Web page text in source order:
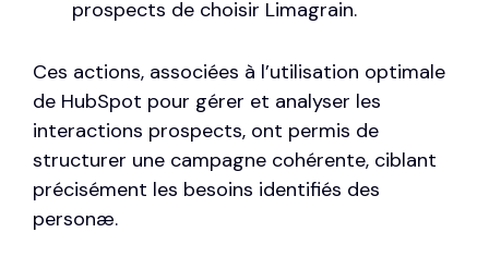
prospects de choisir Limagrain.
Ces actions, associées à l’utilisation optimale
de HubSpot pour gérer et analyser les
interactions prospects, ont permis de
structurer une campagne cohérente, ciblant
précisément les besoins identifiés des
personæ.